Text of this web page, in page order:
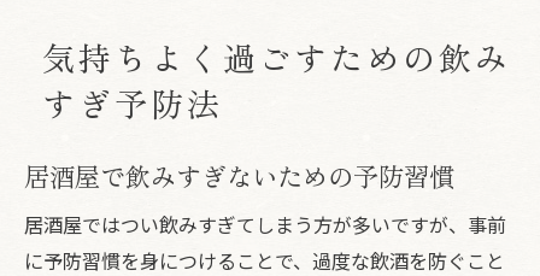
気持ちよく過ごすための飲み
すぎ予防法
居酒屋で飲みすぎないための予防習慣
居酒屋ではつい飲みすぎてしまう方が多いですが、事前
に予防習慣を身につけることで、過度な飲酒を防ぐこと